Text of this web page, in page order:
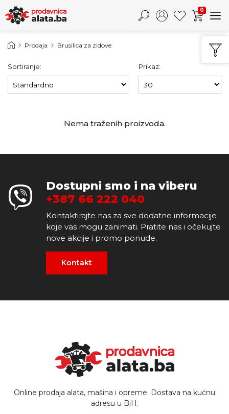
0
Prodaja Brusilica za zidove
Sortiranje: Prikaz:
Nema traženih proizvoda.
Dostupni smo i na viberu
+387 66 222 040
Kontaktirajte nas za sve dodatne informacije
koje vas mogu zanimati. Pratite nas i očekujte
nove akcije i promo ponude.
Kontakt
Online prodaja alata, mašina i opreme. Dostava na kućnu
adresu u BiH.